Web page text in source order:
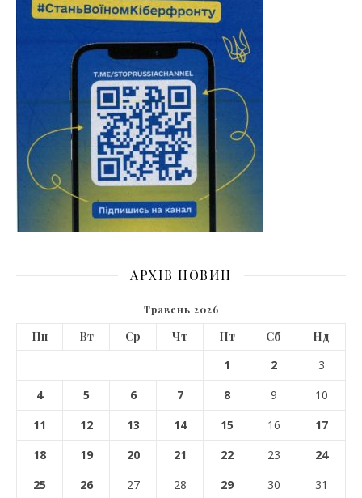
АРХІВ НОВИН
Травень 2026
Пн Вт Ср Чт Пт Сб
Нд
1
2
3
4
5 6 7 8 9
10
11
12 13 14 15 16
17
18
19 20 21 22 23
24
25
26 27 28 29 30 31